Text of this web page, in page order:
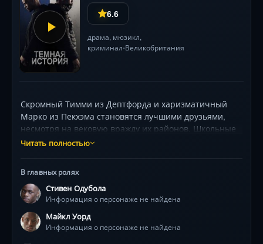
6.6
драма, мюзикл,
криминал•Великобритания
Скромный Тимми из Дептфорда и харизматичный
Марко из Пекхэма становятся лучшими друзьями,
несмотря на вековую вражду их районов. Школьные
коридоры, совместные мечты и первая любовь
верностью дружбе и жестокими законами улиц, герои
оказываются в водовороте событий, где каждый шаг
грозит трагедией. Стивен Одубола и Майкл Уорд
мастерски передают хрупкость юности на фоне
урбанистических джунглей, а ритмичный рэп-
Читать полностью
В главных ролях
Стивен Одубола
Информация о персонаже не найдена
Майкл Уорд
Информация о персонаже не найдена